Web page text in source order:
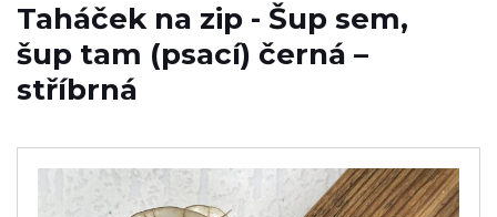
Taháček na zip - Šup sem,
šup tam (psací) černá –
stříbrná